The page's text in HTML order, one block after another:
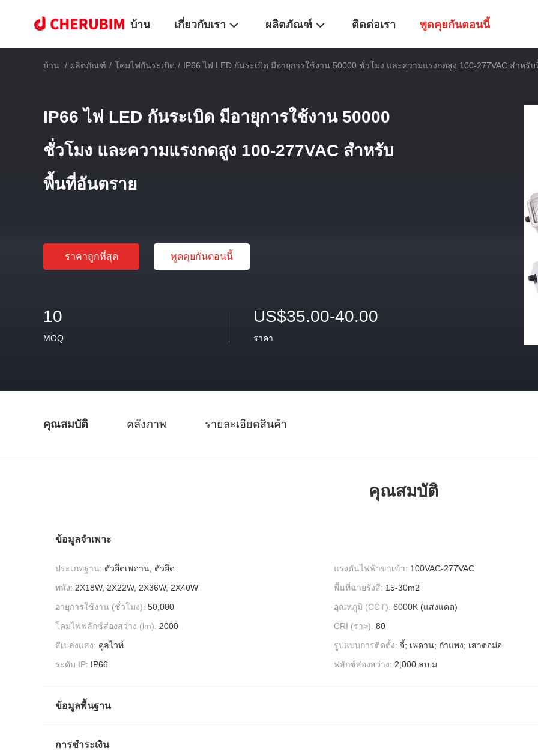
บ้าน เกี่ยวกับเรา ผลิตภัณฑ์ ติดต่อเรา พูดคุยกันตอนนี้
บ้าน / ผลิตภัณฑ์ / โคมไฟกันระเบิด / IP66 ไฟ LED กันระเบิด มีอายุการใช้งาน 50000 ชั่วโมง และความแรงกดสูง 100-277VAC สําหรั
IP66 ไฟ LED กันระเบิด มีอายุการใช้งาน 50000
ชั่วโมง และความแรงกดสูง 100-277VAC สําหรับ
พื้นที่อันตราย
ราคาถูกที่สุด พูดคุยกันตอนนี้
10
MOQ
US$35.00-40.00
ราคา
คุณสมบัติ คลังภาพ รายละเอียดสินค้า
คุณสมบัติ
ข้อมูลจำเพาะ
ประเภทฐาน: ตัวยึดเพดาน, ตัวยึด แรงดันไฟฟ้าขาเข้า: 100VAC-277VAC
พลัง: 2X18W, 2X22W, 2X36W, 2X40W พื้นที่ฉายรังสี: 15-30m2
อายุการใช้งาน (ชั่วโมง): 50,000 อุณหภูมิ (CCT): 6000K (แสงแดด)
โคมไฟฟลักซ์ส่องสว่าง (lm): 2000 CRI (รา>): 80
สีเปล่งแสง: คูลไวท์ รูปแบบการติดตั้ง: จี้; เพดาน; กำแพง; เสาตอม่อ
ระดับ IP: IP66 ฟลักซ์ส่องสว่าง: 2,000 ลบ.ม
ข้อมูลพื้นฐาน
การชำระเงิน